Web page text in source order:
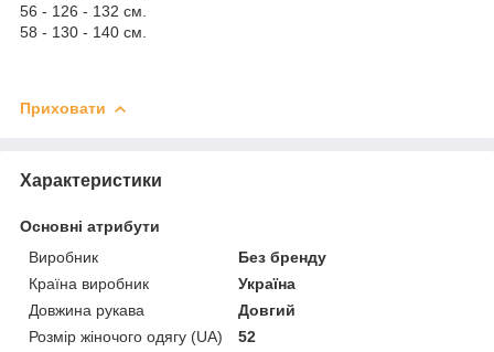
56 - 126 - 132 см.
58 - 130 - 140 см.
Приховати
Характеристики
Основні атрибути
Виробник
Без бренду
Країна виробник
Україна
Довжина рукава
Довгий
Розмір жіночого одягу (UA)
52